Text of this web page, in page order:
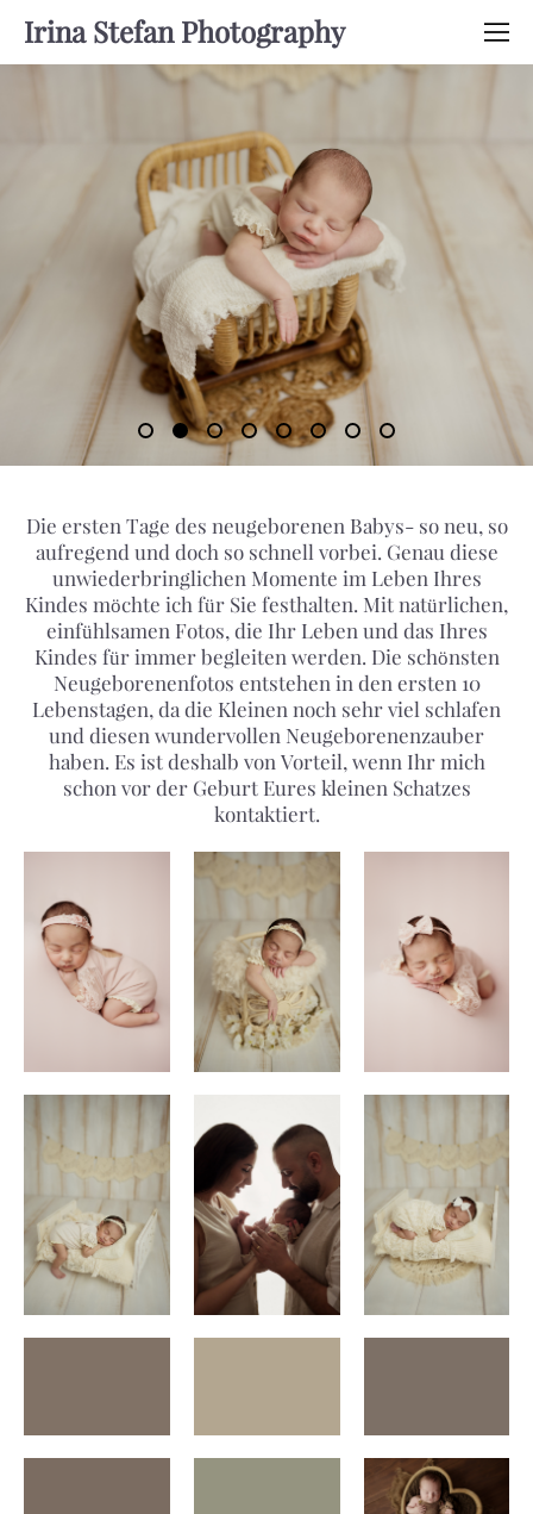
Irina Stefan Photography
Die ersten Tage des neugeborenen Babys- so neu, so
aufregend und doch so schnell vorbei. Genau diese
unwiederbringlichen Momente im Leben Ihres
Kindes möchte ich für Sie festhalten. Mit natürlichen,
einfühlsamen Fotos, die Ihr Leben und das Ihres
Kindes für immer begleiten werden. Die schönsten
Neugeborenenfotos entstehen in den ersten 10
Lebenstagen, da die Kleinen noch sehr viel schlafen
und diesen wundervollen Neugeborenenzauber
haben. Es ist deshalb von Vorteil, wenn Ihr mich
schon vor der Geburt Eures kleinen Schatzes
kontaktiert.